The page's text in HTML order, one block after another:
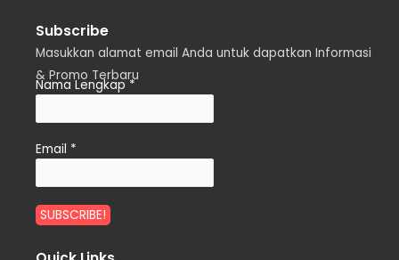
Subscribe
Masukkan alamat email Anda untuk dapatkan Informasi
& Promo Terbaru
Nama Lengkap*
Email *